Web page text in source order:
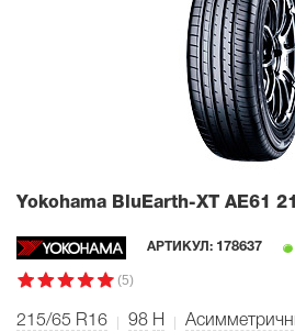
Yokohama BluEarth-XT AE61
АРТИКУЛ: 178637
(5)
215/65 R16 98 H